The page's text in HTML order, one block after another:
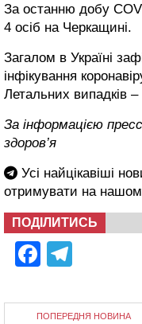
За останню добу
4 осіб на Черкащині.
Загалом в Україні
інфікування
Летальних випадків –
За інформацією
здоров’я
Усі найцікавіші
отримувати на
ПОДІЛИТИСЬ
Facebook
ПОПЕРЕДНЯ НОВИНА